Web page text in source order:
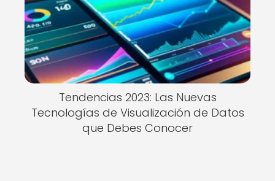
Tendencias 2023: Las Nuevas
Tecnologías de Visualización de Datos
que Debes Conocer